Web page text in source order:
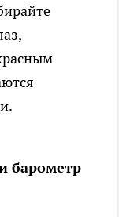
барометр